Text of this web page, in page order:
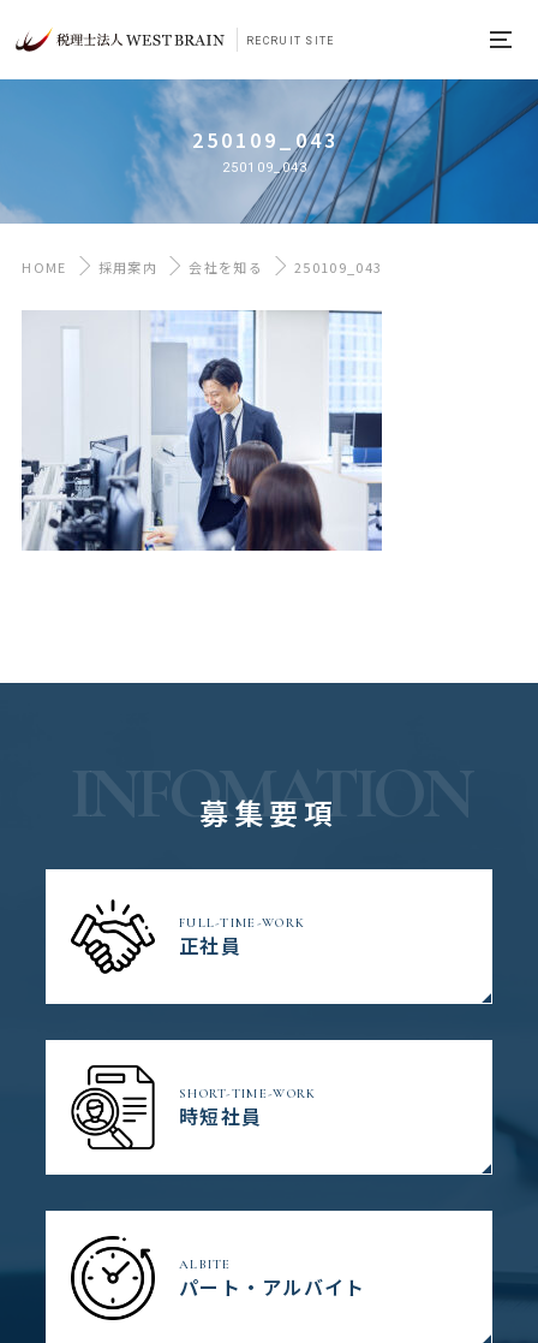
RECRUIT SITE
250109_043
250109_043
HOME 採用案内 会社を知る 250109_043
INFOMATION
募集要項
FULL-TIME-WORK
正社員
SHORT-TIME-WORK
時短社員
ALBITE
パート・アルバイト